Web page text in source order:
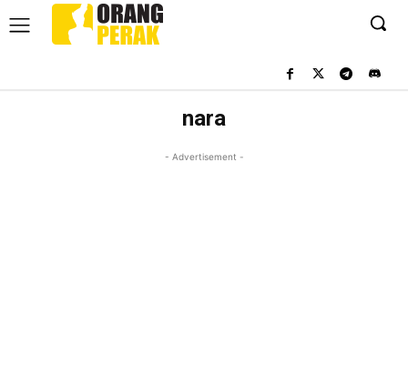
nara
- Advertisement -